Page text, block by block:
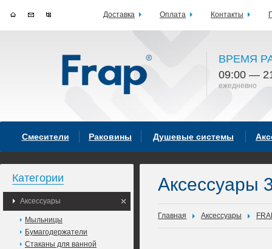
ВРЕМЯ
09:00 —
ежедневно
Смесители Раковины Душевые системы
Категории
Аксессуары
Мыльницы
Бумагодержатели
Стаканы для ванной
Аксессуары
Главная Аксессуары
Доставка Оплата Контакты